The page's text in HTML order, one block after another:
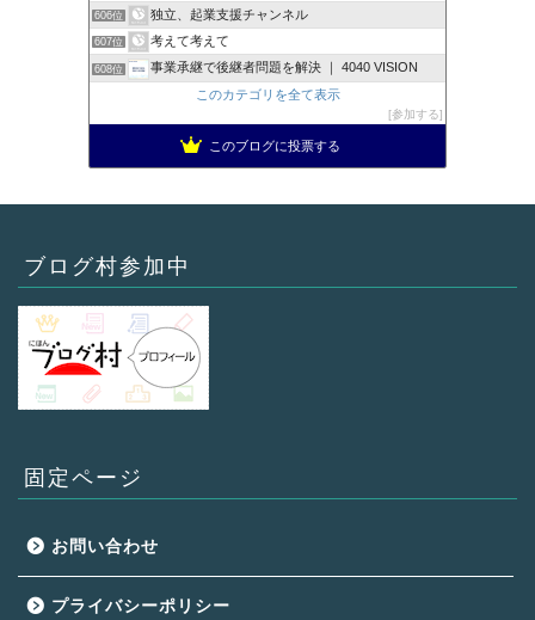
606位 独立、起業支援チャンネル
607位 考えて考えて
608位
事業承継で後継者問題を解決 ｜ 4040 VISION
このカテゴリを全て表示
参加する
このブログに投票する
ブログ村参加中
固定ページ
お問い合わせ
プライバシーポリシー